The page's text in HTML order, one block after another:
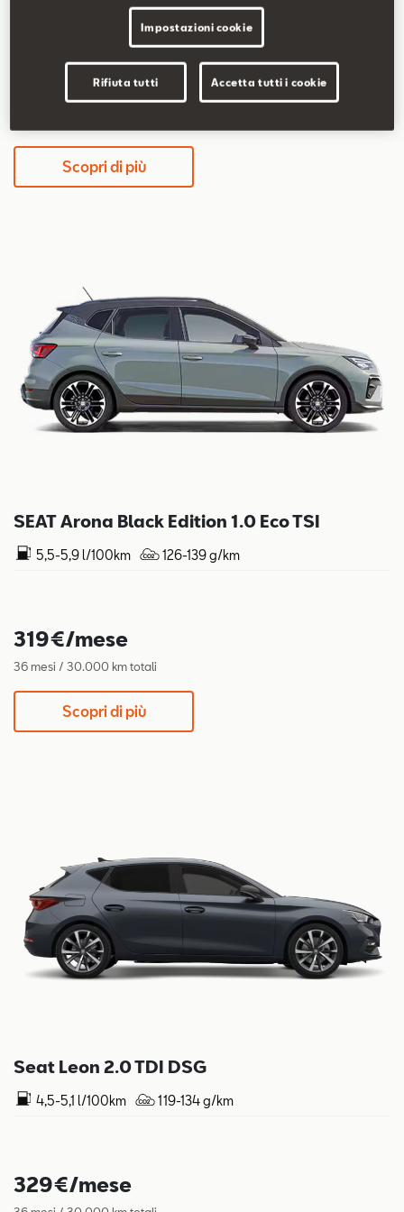
5,2-5,8 l/100km 117-131 g/km
339€/mese
Scopri di più
SEAT Arona Black Edition 1.0 Eco TSI
5,5-5,9 l/100km 126-139 g/km
319€/mese
36 mesi / 30.000 km totali
Scopri di più
Seat Leon 2.0 TDI DSG
4,5-5,1 l/100km 119-134 g/km
329€/mese
Impostazioni cookie
Rifiuta tutti Accetta tutti i cookie